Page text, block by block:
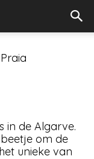
in de Algarve.
om de
unieke van